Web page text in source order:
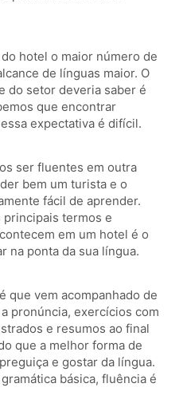
hotel o maior número de
de línguas maior. O
do setor deveria saber é
que encontrar
expectativa é difícil.
ser fluentes em outra
bem um turista e o
fácil de aprender.
principais termos e
em um hotel é o
na ponta da sua língua.
que vem acompanhado de
pronúncia, exercícios com
e resumos ao final
que a melhor forma de
e gostar da língua.
básica, fluência é